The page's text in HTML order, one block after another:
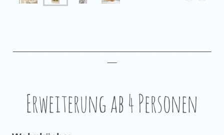
Erweiterung ab 4 Personen